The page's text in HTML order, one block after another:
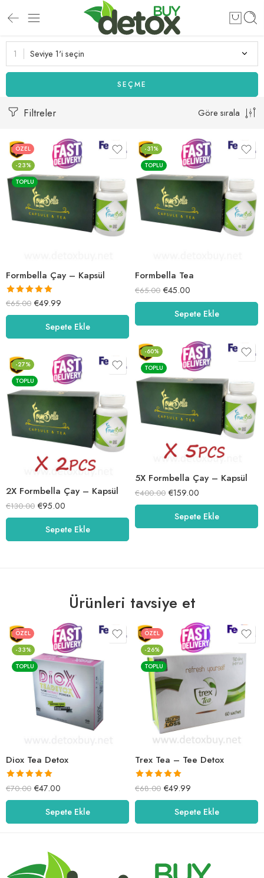
Seviye 1'i seçin
SEÇME
Filtreler Göre sırala
ÖZEL
-23%
TOPLU
Formbella Çay – Kapsül
5 üzerinden
5.00oy aldı
€65.00 €49.99
Sepete Ekle
-31%
TOPLU
Formbella Tea
€65.00 €45.00
Sepete Ekle
-60%
TOPLU
5X Formbella Çay – Kapsül
€400.00 €159.00
Sepete Ekle
-27%
TOPLU
2X Formbella Çay – Kapsül
€130.00 €95.00
Sepete Ekle
Ürünleri tavsiye et
ÖZEL
-33%
TOPLU
Diox Tea Detox
5 üzerinden
5.00oy aldı
€70.00 €47.00
Sepete Ekle
ÖZEL
-26%
TOPLU
Trex Tea – Tee Detox
5 üzerinden
5.00oy aldı
€68.00 €49.99
Sepete Ekle